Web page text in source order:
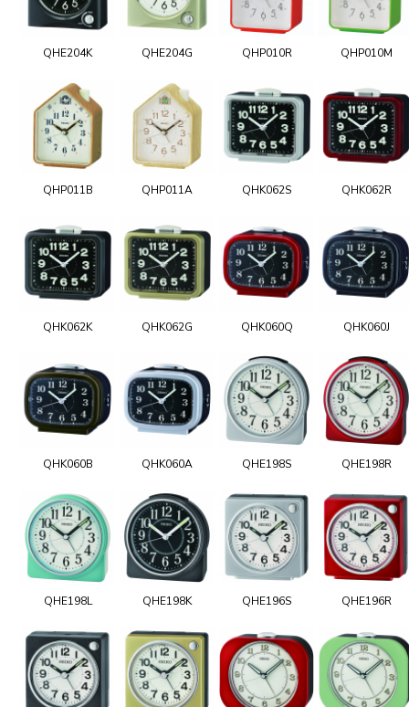
QHE204K QHE204G QHP010R QHP010M
QHP011B QHP011A QHK062S QHK062R
QHK062K QHK062G QHK060Q QHK060J
QHK060B QHK060A QHE198S QHE198R
QHE198L QHE198K QHE196S QHE196R